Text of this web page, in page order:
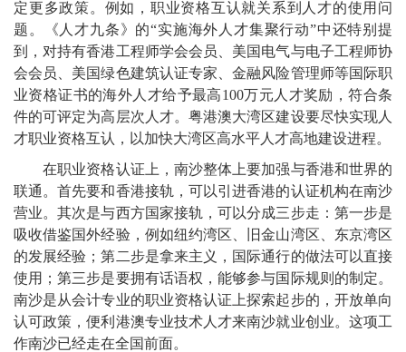
定更多政策。例如，职业资格互认就关系到人才的使用问
题。《人才九条》的“实施海外人才集聚行动”中还特别提
到，对持有香港工程师学会会员、美国电气与电子工程师协
会会员、美国绿色建筑认证专家、金融风险管理师等国际职
业资格证书的海外人才给予最高100万元人才奖励，符合条
件的可评定为高层次人才。粤港澳大湾区建设要尽快实现人
才职业资格互认，以加快大湾区高水平人才高地建设进程。
在职业资格认证上，南沙整体上要加强与香港和世界的
联通。首先要和香港接轨，可以引进香港的认证机构在南沙
营业。其次是与西方国家接轨，可以分成三步走：第一步是
吸收借鉴国外经验，例如纽约湾区、旧金山湾区、东京湾区
的发展经验；第二步是拿来主义，国际通行的做法可以直接
使用；第三步是要拥有话语权，能够参与国际规则的制定。
南沙是从会计专业的职业资格认证上探索起步的，开放单向
认可政策，便利港澳专业技术人才来南沙就业创业。这项工
作南沙已经走在全国前面。